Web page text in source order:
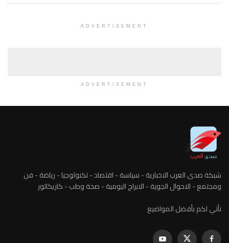
ADVERTISEMENT
ADVERTISEMENT
شبكة صدى العرب الاخبارية - سياسة - اقتصاد - تكنولوجيا - رياضة - فن
ومجتمع - الاحوال الجوية - الابراج اليومية - صحة وطب - كاريكاتور
نأتي لكم بأفضل المواضيع